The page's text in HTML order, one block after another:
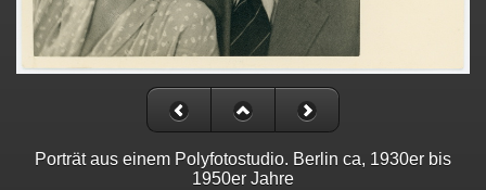
Porträt aus einem Polyfotostudio. Berlin ca, 1930er bis
1950er Jahre